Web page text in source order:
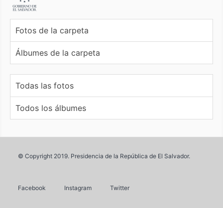
Fotos de la carpeta
Álbumes de la carpeta
Todas las fotos
Todos los álbumes
© Copyright 2019. Presidencia de la República de El Salvador.
Facebook Instagram Twitter